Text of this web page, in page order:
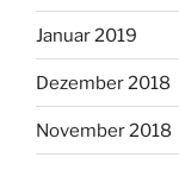
Januar 2019
Dezember 2018
November 2018